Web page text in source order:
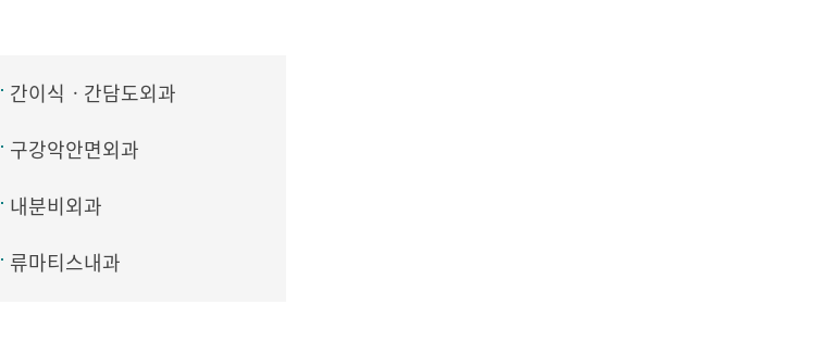
간이식ㆍ간담도외과
구강악안면외과
내분비외과
류마티스내과